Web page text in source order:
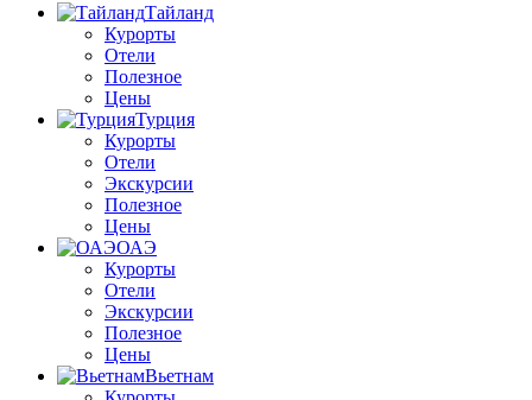
Тайланд
Курорты
Отели
Полезное
Цены
Турция
Курорты
Отели
Экскурсии
Полезное
Цены
ОАЭ
Курорты
Отели
Экскурсии
Полезное
Цены
Вьетнам